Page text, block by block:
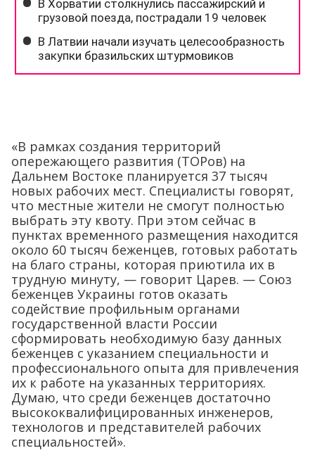
«В рамках создания территорий
опережающего развития (ТОРов) на
Дальнем Востоке планируется 37 тысяч
новых рабочих мест. Специалисты говорят,
что местные жители не смогут полностью
выбрать эту квоту. При этом сейчас в
пунктах временного размещения находится
около 60 тысяч беженцев, готовых работать
на благо страны, которая приютила их в
трудную минуту, — говорит Царев. — Союз
беженцев Украины готов оказать
содействие профильным органами
государственной власти России
сформировать необходимую базу данных
беженцев с указанием специальности и
профессионального опыта для привлечения
их к работе на указанных территориях.
Думаю, что среди беженцев достаточно
высококвалифицированных инженеров,
технологов и представителей рабочих
специальностей».